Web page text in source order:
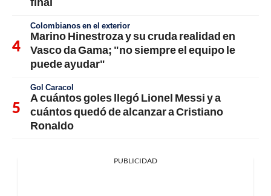
Colombianos en el exterior
Marino Hinestroza y su cruda realidad en
Vasco da Gama; "no siempre el equipo le
puede ayudar"
Gol Caracol
A cuántos goles llegó Lionel Messi y a
cuántos quedó de alcanzar a Cristiano
Ronaldo
PUBLICIDAD